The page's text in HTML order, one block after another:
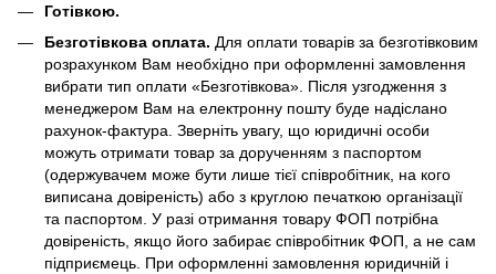
Готівкою.
Безготівкова оплата. Для оплати товарів за безготівковим
розрахунком Вам необхідно при оформленні замовлення
вибрати тип оплати «Безготівкова». Після узгодження з
менеджером Вам на електронну пошту буде надіслано
рахунок-фактура. Зверніть увагу, що юридичні особи
можуть отримати товар за дорученням з паспортом
(одержувачем може бути лише тієї співробітник, на кого
виписана довіреність) або з круглою печаткою організації
та паспортом. У разі отримання товару ФОП потрібна
довіреність, якщо його забирає співробітник ФОП, а не сам
підприємець. При оформленні замовлення юридичній і